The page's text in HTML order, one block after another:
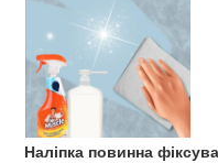
Наліпка повинна